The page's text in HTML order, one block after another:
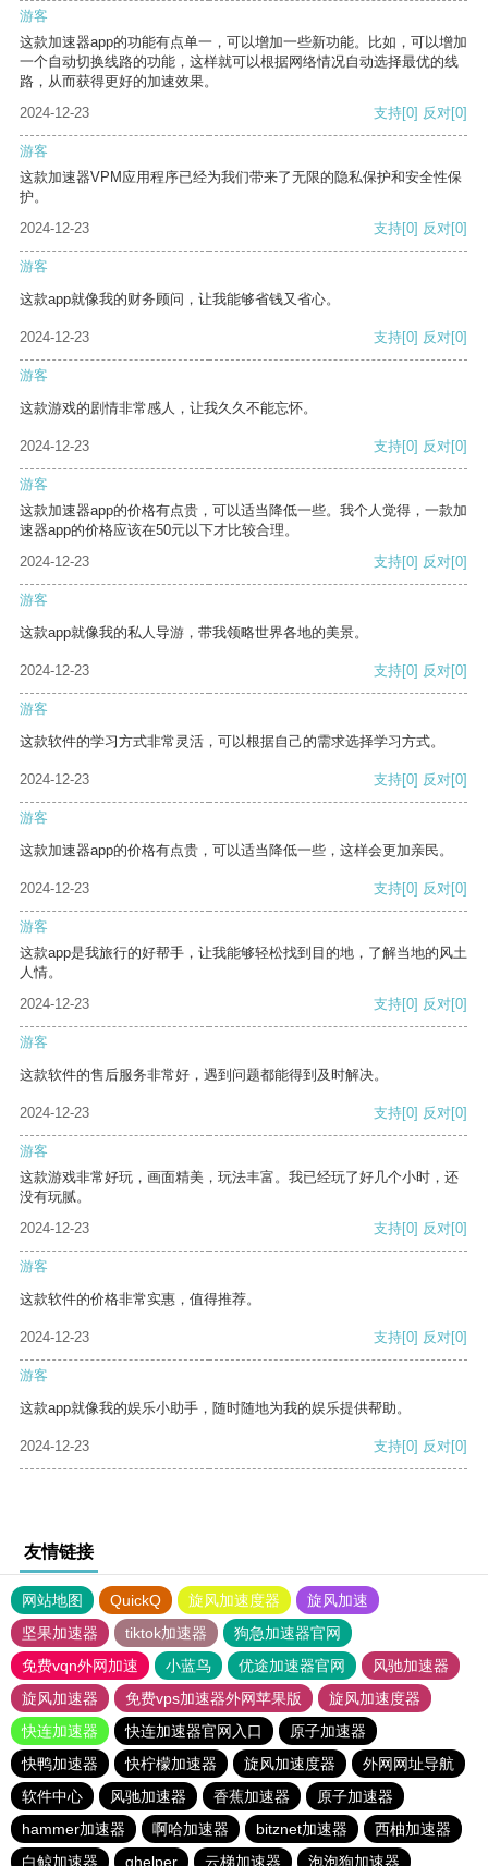
游客
这款加速器app的功能有点单一，可以增加一些新功能。比如，可以增加
一个自动切换线路的功能，这样就可以根据网络情况自动选择最优的线
路，从而获得更好的加速效果。
2024-12-23
支持[0] 反对[0]
游客
这款加速器VPM应用程序已经为我们带来了无限的隐私保护和安全性保
护。
2024-12-23
支持[0] 反对[0]
游客
这款app就像我的财务顾问，让我能够省钱又省心。
2024-12-23 支持[0] 反对[0]
游客
这款游戏的剧情非常感人，让我久久不能忘怀。
2024-12-23 支持[0] 反对[0]
游客
这款加速器app的价格有点贵，可以适当降低一些。我个人觉得，一款加
速器app的价格应该在50元以下才比较合理。
2024-12-23
支持[0] 反对[0]
游客
这款app就像我的私人导游，带我领略世界各地的美景。
2024-12-23 支持[0] 反对[0]
游客
这款软件的学习方式非常灵活，可以根据自己的需求选择学习方式。
2024-12-23 支持[0] 反对[0]
游客
这款加速器app的价格有点贵，可以适当降低一些，这样会更加亲民。
2024-12-23 支持[0] 反对[0]
游客
这款app是我旅行的好帮手，让我能够轻松找到目的地，了解当地的风土
人情。
2024-12-23
支持[0] 反对[0]
游客
这款软件的售后服务非常好，遇到问题都能得到及时解决。
2024-12-23 支持[0] 反对[0]
游客
这款游戏非常好玩，画面精美，玩法丰富。我已经玩了好几个小时，还
没有玩腻。
2024-12-23
支持[0] 反对[0]
游客
这款软件的价格非常实惠，值得推荐。
2024-12-23 支持[0] 反对[0]
游客
这款app就像我的娱乐小助手，随时随地为我的娱乐提供帮助。
2024-12-23 支持[0] 反对[0]
友情链接
网站地图 QuickQ 旋风加速度器
旋风加速
坚果加速器
tiktok加速器
狗急加速器官网
免费vqn外网加速
小蓝鸟 优途加速器官网
风驰加速器
旋风加速器
免费vps加速器外网苹果版
旋风加速度器
快连加速器
快连加速器官网入口
原子加速器
快鸭加速器
快柠檬加速器 旋风加速度器
外网网址导航
软件中心
风驰加速器 香蕉加速器
原子加速器
hammer加速器
啊哈加速器 bitznet加速器
西柚加速器
白鲸加速器
ghelper 云梯加速器 泡泡狗加速器